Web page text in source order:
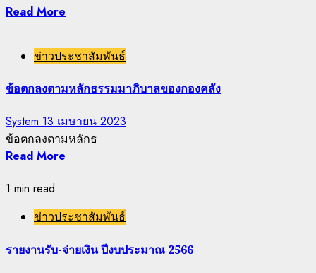
Read More
ข่าวประชาสัมพันธ์
ข้อตกลงตามหลักธรรมมาภิบาลของกองคลัง
System 13 เมษายน 2023
ข้อตกลงตามหลักธ
Read More
1 min read
ข่าวประชาสัมพันธ์
รายงานรับ-จ่ายเงิน ปีงบประมาณ 2566